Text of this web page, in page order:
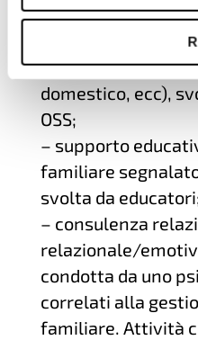
assistenziale di
segnalato dal
assistenziale,
domestico, ecc),
OSS;
– supporto
familiare
svolta da
– consulenza
relazionale/
condotta da uno
correlati alla
familiare. Attività